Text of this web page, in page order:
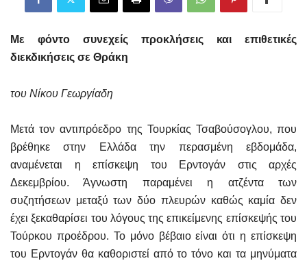
Με φόντο συνεχείς προκλήσεις και επιθετικές
διεκδικήσεις σε Θράκη
του Νίκου Γεωργίαδη
Μετά τον αντιπρόεδρο της Τουρκίας Τσαβούσογλου, που
βρέθηκε στην Ελλάδα την περασμένη εβδομάδα,
αναμένεται η επίσκεψη του Ερντογάν στις αρχές
Δεκεμβρίου. Άγνωστη παραμένει η ατζέντα των
συζητήσεων μεταξύ των δύο πλευρών καθώς καμία δεν
έχει ξεκαθαρίσει του λόγους της επικείμενης επίσκεψής του
Τούρκου προέδρου. Το μόνο βέβαιο είναι ότι η επίσκεψη
του Ερντογάν θα καθοριστεί από το τόνο και τα μηνύματα